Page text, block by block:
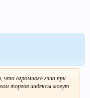
что огромного гэпа при
торгов индексы могут